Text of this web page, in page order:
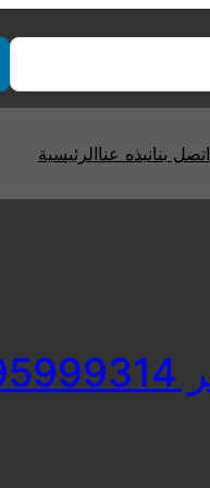
الرئيسيةنبذه عنااتصل بنا